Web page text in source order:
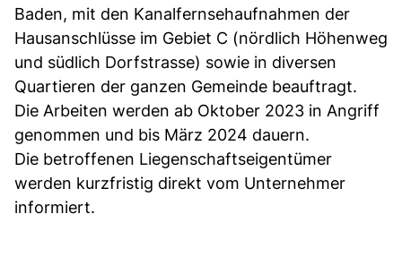
Baden, mit den Kanalfernsehaufnahmen der
Hausanschlüsse im Gebiet C (nördlich Höhenweg
und südlich Dorfstrasse) sowie in diversen
Quartieren der ganzen Gemeinde beauftragt.
Die Arbeiten werden ab Oktober 2023 in Angriff
genommen und bis März 2024 dauern.
Die betroffenen Liegenschaftseigentümer
werden kurzfristig direkt vom Unternehmer
informiert.